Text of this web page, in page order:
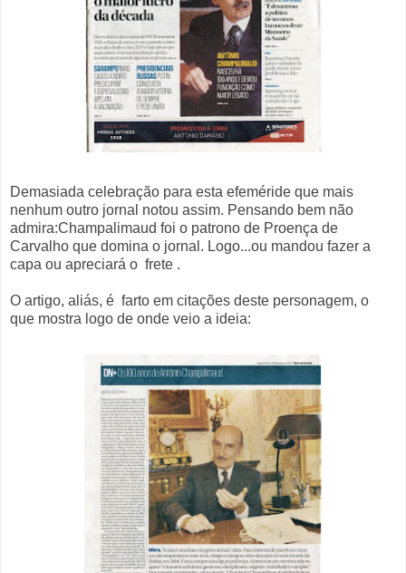
Demasiada celebração para esta efeméride que mais
nenhum outro jornal notou assim. Pensando bem não
admira:Champalimaud foi o patrono de Proença de
Carvalho que domina o jornal. Logo...ou mandou fazer a
capa ou apreciará o frete .
O artigo, aliás, é farto em citações deste personagem, o
que mostra logo de onde veio a ideia: